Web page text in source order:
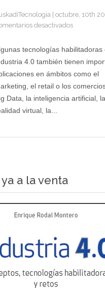
octubre, 10th
desactivadosen
de
aplicadas
al
marketing,
tecnologías habilitadoras
4.0 también tienen
en ámbitos como el
el retail o los
Data, la inteligencia artificial, la
virtual, la...
ya a la venta